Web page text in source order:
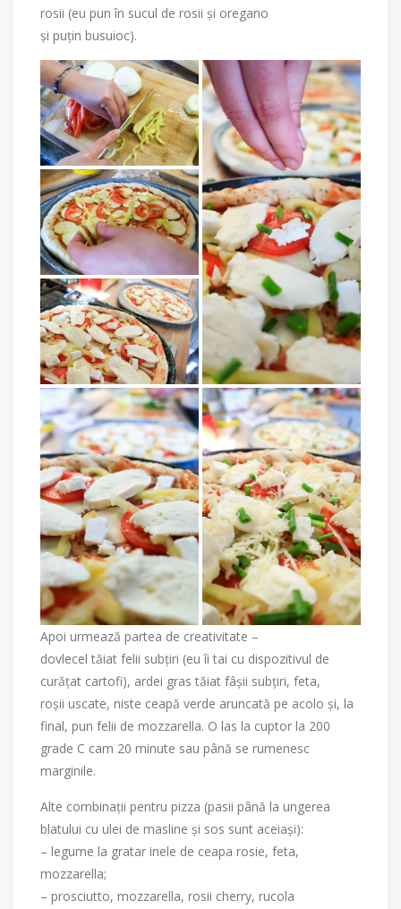
rosii (eu pun în sucul de rosii și oregano
și puțin busuioc).
Apoi urmează partea de creativitate –
dovlecel tăiat felii subțiri (eu îi tai cu dispozitivul de
curățat cartofi), ardei gras tăiat fâșii subțiri, feta,
roșii uscate, niste ceapă verde aruncată pe acolo și, la
final, pun felii de mozzarella. O las la cuptor la 200
grade C cam 20 minute sau până se rumenesc
marginile.
Alte combinații pentru pizza (pasii până la ungerea
blatului cu ulei de masline și sos sunt aceiași):
– legume la gratar inele de ceapa rosie, feta,
mozzarella;
– prosciutto, mozzarella, rosii cherry, rucola